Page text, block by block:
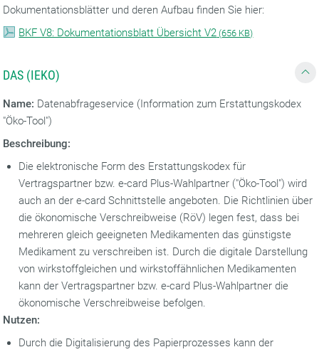
Dokumentationsblätter und deren Aufbau finden Sie hier:
BKF V8: Dokumentationsblatt Übersicht V2 (656 KB)
DAS (IEKO)
Name: Datenabfrageservice (Information zum Erstattungskodex
"Öko-Tool")
Beschreibung:
Die elektronische Form des Erstattungskodex für
Vertragspartner bzw. e-card Plus-Wahlpartner ("Öko-Tool") wird
auch an der e-card Schnittstelle angeboten. Die Richtlinien über
die ökonomische Verschreibweise (RöV) legen fest, dass bei
mehreren gleich geeigneten Medikamenten das günstigste
Medikament zu verschreiben ist. Durch die digitale Darstellung
von wirkstoffgleichen und wirkstoffähnlichen Medikamenten
kann der Vertragspartner bzw. e-card Plus-Wahlpartner die
ökonomische Verschreibweise befolgen.
Nutzen:
Durch die Digitalisierung des Papierprozesses kann der